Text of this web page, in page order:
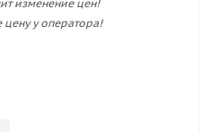
изменение цен!
цену у оператора!